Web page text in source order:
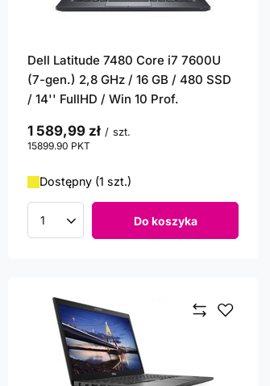
Dell Latitude 7480 Core i7 7600U
(7-gen.) 2,8 GHz / 16 GB / 480 SSD
/ 14'' FullHD / Win 10 Prof.
1 589,99 zł / szt.
15899.90 PKT
Dostępny (1 szt.)
Ilość produktów Do koszyka